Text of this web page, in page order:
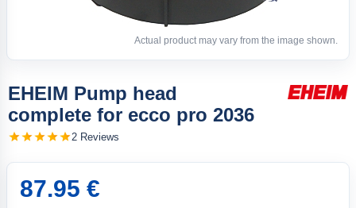
Actual product may vary from the image shown.
EHEIM Pump head
complete for ecco pro 2036
2 Reviews
87.95 €